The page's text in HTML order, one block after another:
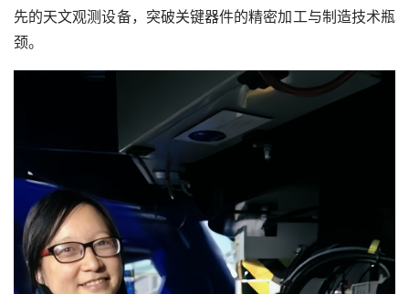
先的天文观测设备，突破关键器件的精密加工与制造技术瓶
颈。